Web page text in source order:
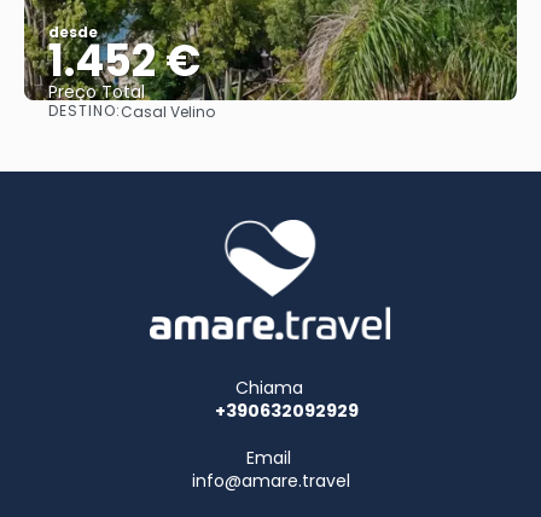
desde
1.452 €
Preço Total
DESTINO:Casal Velino
Chiama
+390632092929
Email
info@amare.travel